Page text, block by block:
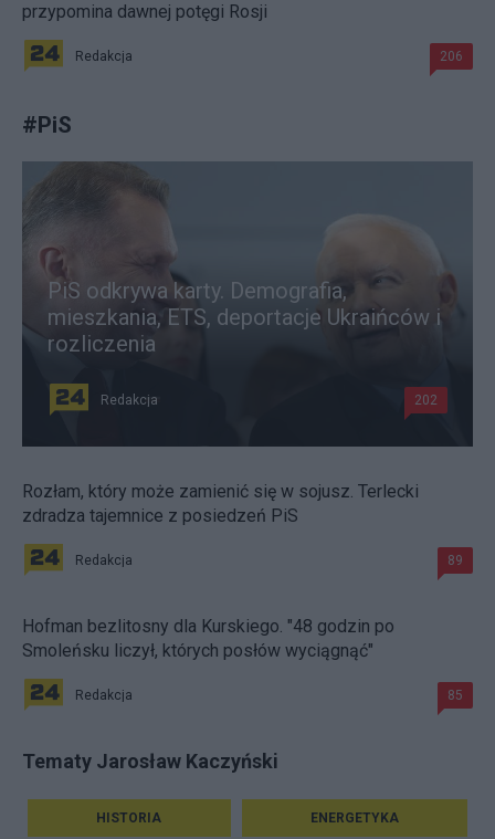
przypomina dawnej potęgi Rosji
Redakcja 206
#PiS
PiS odkrywa karty. Demografia,
mieszkania, ETS, deportacje Ukraińców i
rozliczenia
Redakcja 202
Rozłam, który może zamienić się w sojusz. Terlecki
zdradza tajemnice z posiedzeń PiS
Redakcja 89
Hofman bezlitosny dla Kurskiego. "48 godzin po
Smoleńsku liczył, których posłów wyciągnąć"
Redakcja 85
Tematy Jarosław Kaczyński
HISTORIA ENERGETYKA